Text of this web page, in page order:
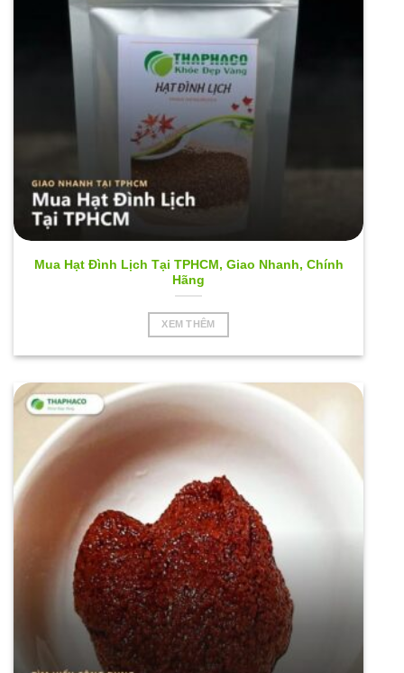
Mua Hạt Đình Lịch Tại TPHCM, Giao Nhanh, Chính
Hãng
XEM THÊM